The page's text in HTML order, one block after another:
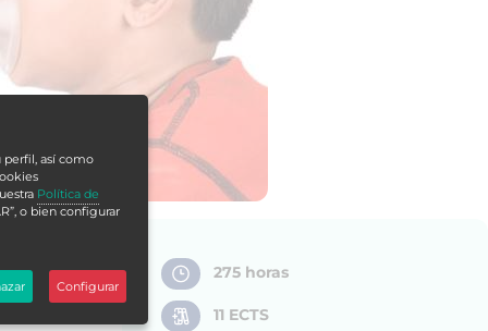
275 horas
11 ECTS
perfil, así como
Política de
o bien configurar
Configurar